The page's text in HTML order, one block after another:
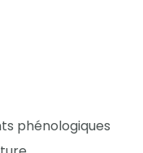
phénologiques